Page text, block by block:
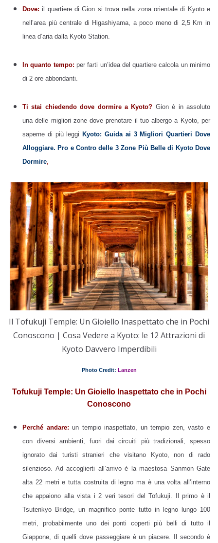
Dove: il quartiere di Gion si trova nella zona orientale di Kyoto e
nell’area più centrale di Higashiyama, a poco meno di 2,5 Km in
linea d’aria dalla Kyoto Station.
In quanto tempo: per farti un’idea del quartiere calcola un minimo
di 2 ore abbondanti.
Ti stai chiedendo dove dormire a Kyoto? Gion è in assoluto
una delle migliori zone dove prenotare il tuo albergo a Kyoto, per
saperne di più leggi Kyoto: Guida ai 3 Migliori Quartieri Dove
Alloggiare. Pro e Contro delle 3 Zone Più Belle di Kyoto Dove
Dormire,
Il Tofukuji Temple: Un Gioiello Inaspettato che in Pochi
Conoscono | Cosa Vedere a Kyoto: le 12 Attrazioni di
Kyoto Davvero Imperdibili
Photo Credit: Lanzen
Tofukuji Temple: Un Gioiello Inaspettato che in Pochi
Conoscono
Perché andare: un tempio inaspettato, un tempio zen, vasto e
con diversi ambienti, fuori dai circuiti più tradizionali, spesso
ignorato dai turisti stranieri che visitano Kyoto, non di rado
silenzioso. Ad accoglierti all’arrivo è la maestosa Sanmon Gate
alta 22 metri e tutta costruita di legno ma è una volta all’interno
che appaiono alla vista i 2 veri tesori del Tofukuji. Il primo è il
Tsutenkyo Bridge, un magnifico ponte tutto in legno lungo 100
metri, probabilmente uno dei ponti coperti più belli di tutto il
Giappone, di quelli dove passeggiare è un piacere. Il secondo è